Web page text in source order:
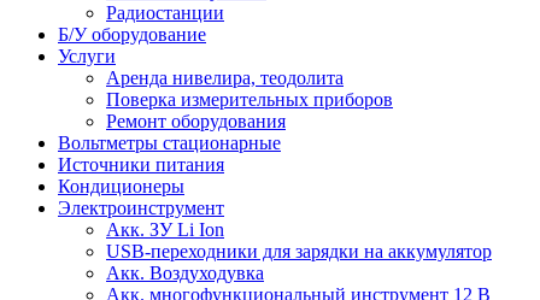
Радиостанции
Б/У оборудование
Услуги
Аренда нивелира, теодолита
Поверка измерительных приборов
Ремонт оборудования
Вольтметры стационарные
Источники питания
Кондиционеры
Электроинструмент
Aкк. ЗУ Li Ion
USB-переходники для зарядки на аккумулятор
Акк. Воздуходувка
Акк. многофункциональный инструмент 12 В